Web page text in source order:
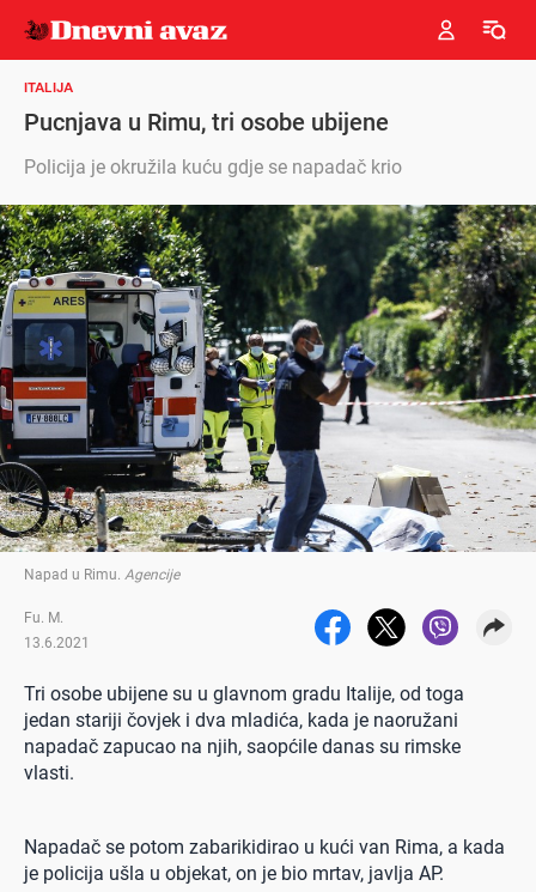
ITALIJA
Pucnjava u Rimu, tri osobe ubijene
Policija je okružila kuću gdje se napadač krio
Napad u Rimu Agencije
Fu. M.
13.6.2021
Tri osobe ubijene su u glavnom gradu Italije, od toga
jedan stariji čovjek i dva mladića, kada je naoružani
napadač zapucao na njih, saopćile danas su rimske
vlasti.
Napadač se potom zabarikidirao u kući van Rima, a kada
je policija ušla u objekat, on je bio mrtav, javlja AP.